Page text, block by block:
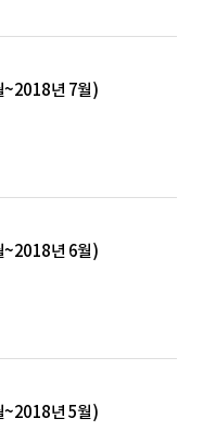
~2018년 7월)
~2018년 6월)
~2018년 5월)